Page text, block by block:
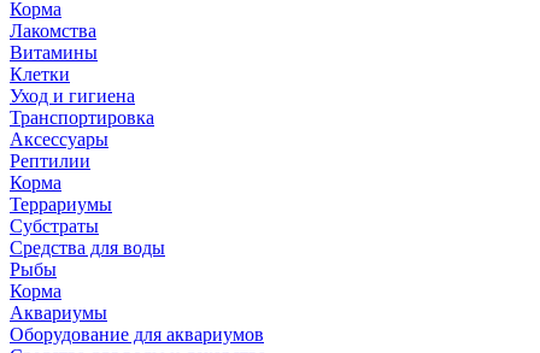
Корма
Лакомства
Витамины
Клетки
Уход и гигиена
Транспортировка
Аксессуары
Рептилии
Корма
Террариумы
Субстраты
Средства для воды
Рыбы
Корма
Аквариумы
Оборудование для аквариумов